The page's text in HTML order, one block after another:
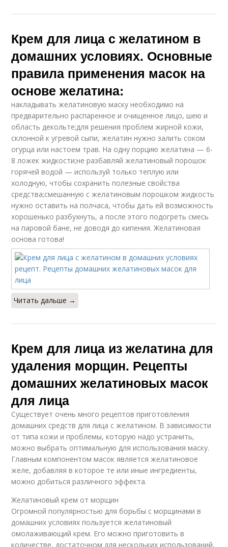
Крем для лица с желатином в
домашних условиях. Основные
правила применения масок на
основе желатина:
накладывать желатиновую маску необходимо на
предварительно распаренное и очищенное лицо, шею и
область декольте;для решения проблем жирной кожи,
склонной к угревой сыпи, желатин нужно залить соком
огурца или настоем трав. На одну порцию желатина — 6-
8 ложек жидкости;не разбавляй желатиновый порошок
горячей водой — используй только теплую или
холодную, чтобы сохранить полезные свойства
средства;смешанную с желатиновым порошком жидкость
нужно оставить на полчаса, чтобы дать ей возможность
хорошенько разбухнуть, а после этого подогреть смесь
на паровой бане, не доводя до кипения. Желатиновая
основа готова!
Читать дальше →
Крем для лица из желатина для
удаления морщин. Рецепты
домашних желатиновых масок
для лица
Существует очень много рецептов приготовления
домашних средств для лица с желатином. В зависимости
от типа кожи и проблемы, которую надо устранить,
можно выбрать оптимальную для использования маску.
Главным компонентом масок является желатиновое
желе, добавляя в которое те или иные ингредиенты,
можно добиться различного эффекта.
Желатиновый крем от морщин
Огромной популярностью для борьбы с морщинами в
домашних условиях пользуется желатиновый
омолаживающий крем. Его можно приготовить в
количестве, достаточном для нескольких использований,